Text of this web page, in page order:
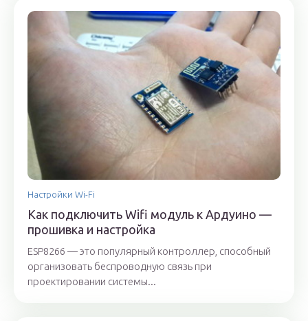
Настройки Wi-Fi
Как подключить Wifi модуль к Ардуино —
прошивка и настройка
ESP8266 — это популярный контроллер, способный
организовать беспроводную связь при
проектировании системы...